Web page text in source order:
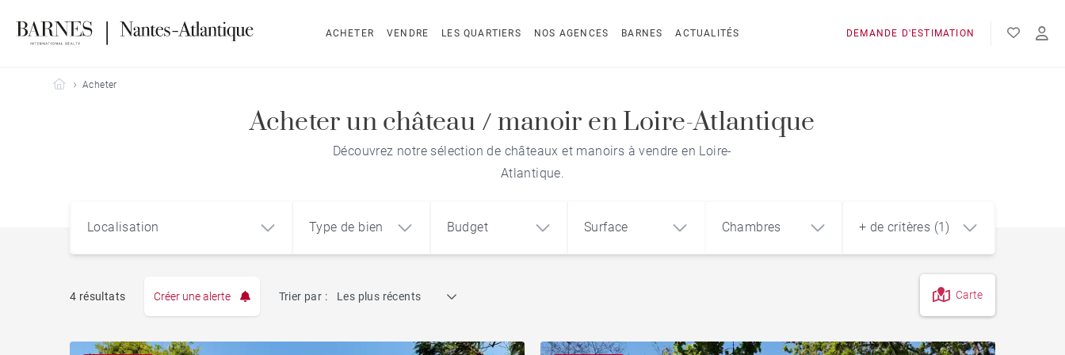
ACHETER VENDRE LES QUARTIERS NOS AGENCES BARNES ACTUALITÉS DEMANDE D'ESTIMATION
Barnes Nantes-Atlantique
Acheter
Acheter un château / manoir en Loire-Atlantique
Découvrez notre sélection de châteaux et manoirs à vendre en Loire-
Atlantique.
Localisation Type de bien Budget Surface Chambres + de critères (1)
4 résultats Créer une alerte Trier par : Les plus récents Carte